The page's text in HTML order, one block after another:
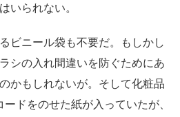
いられない。
ビニール袋も不要だ。もしかし
シの入れ間違いを防ぐためにあ
かもしれないが。そして化粧品
ドをのせた紙が入っていたが、